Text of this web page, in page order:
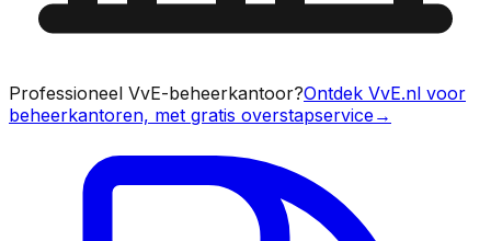
Professioneel VvE-beheerkantoor?Ontdek VvE.nl voor
beheerkantoren, met gratis overstapservice→